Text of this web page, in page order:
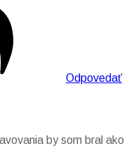
Odpovedať
by som bral ako